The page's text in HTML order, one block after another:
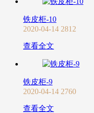
铁皮柜-10
2020-04-14 2812
查看全文
铁皮柜-9
2020-04-14 2760
查看全文